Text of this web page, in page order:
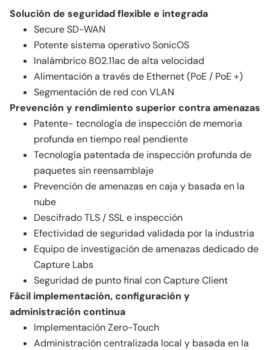
Solución de seguridad flexible e integrada
Secure SD-WAN
Potente sistema operativo SonicOS
Inalámbrico 802.11ac de alta velocidad
Alimentación a través de Ethernet (PoE / PoE +)
Segmentación de red con VLAN
Prevención y rendimiento superior contra amenazas
Patente- tecnología de inspección de memoria
profunda en tiempo real pendiente
Tecnología patentada de inspección profunda de
paquetes sin reensamblaje
Prevención de amenazas en caja y basada en la
nube
Descifrado TLS / SSL e inspección
Efectividad de seguridad validada por la industria
Equipo de investigación de amenazas dedicado de
Capture Labs
Seguridad de punto final con Capture Client
Fácil implementación, configuración y
administración continua
Implementación Zero-Touch
Administración centralizada local y basada en la